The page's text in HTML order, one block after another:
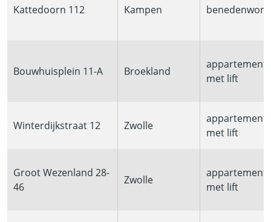
Kattedoorn 112 Kampen
Bouwhuisplein 11-A Broekland
appartement
met lift
Winterdijkstraat 12 Zwolle
appartement
met lift
Groot Wezenland 28-
46
Zwolle
appartement
met lift